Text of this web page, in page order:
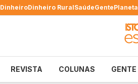
DinheiroDinheiro RuralSaúdeGentePlaneta
REVISTA COLUNAS GENTE